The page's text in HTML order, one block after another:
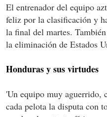
El entrenador del equipo
feliz por la clasificación y
la final del martes.
la eliminación de Estados
Honduras y sus virtudes
'Un equipo muy aguerrido,
cada pelota la disputa con